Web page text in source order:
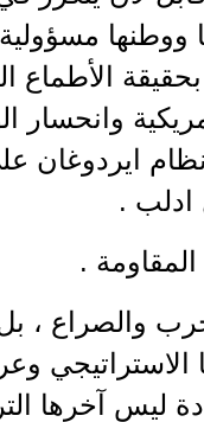
مسؤولية
بحقيقة
وانحسار
ايردوغان
ادلب .
.
والصراع ،
الاستراتيجي
ليس آخرها